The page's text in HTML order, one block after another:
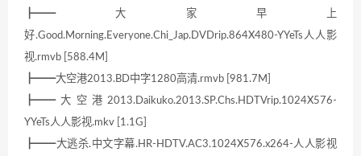
┣━━大家早上
好.Good.Morning.Everyone.Chi_Jap.DVDrip.864X480-YYeTs人人影
视.rmvb [588.4M]
┣━━大空港2013.BD中字1280高清.rmvb [981.7M]
┣━━大空港2013.Daikuko.2013.SP.Chs.HDTVrip.1024X576-
YYeTs人人影视.mkv [1.1G]
┣━━大逃杀.中文字幕.HR-HDTV.AC3.1024X576.x264-人人影视